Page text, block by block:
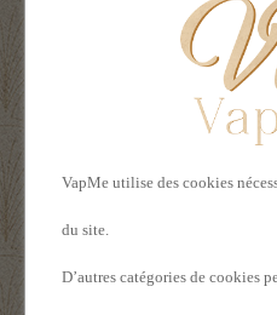
Accu 18650 3500
VapMe utilise des cookies
du site.
D’autres catégories de cookies